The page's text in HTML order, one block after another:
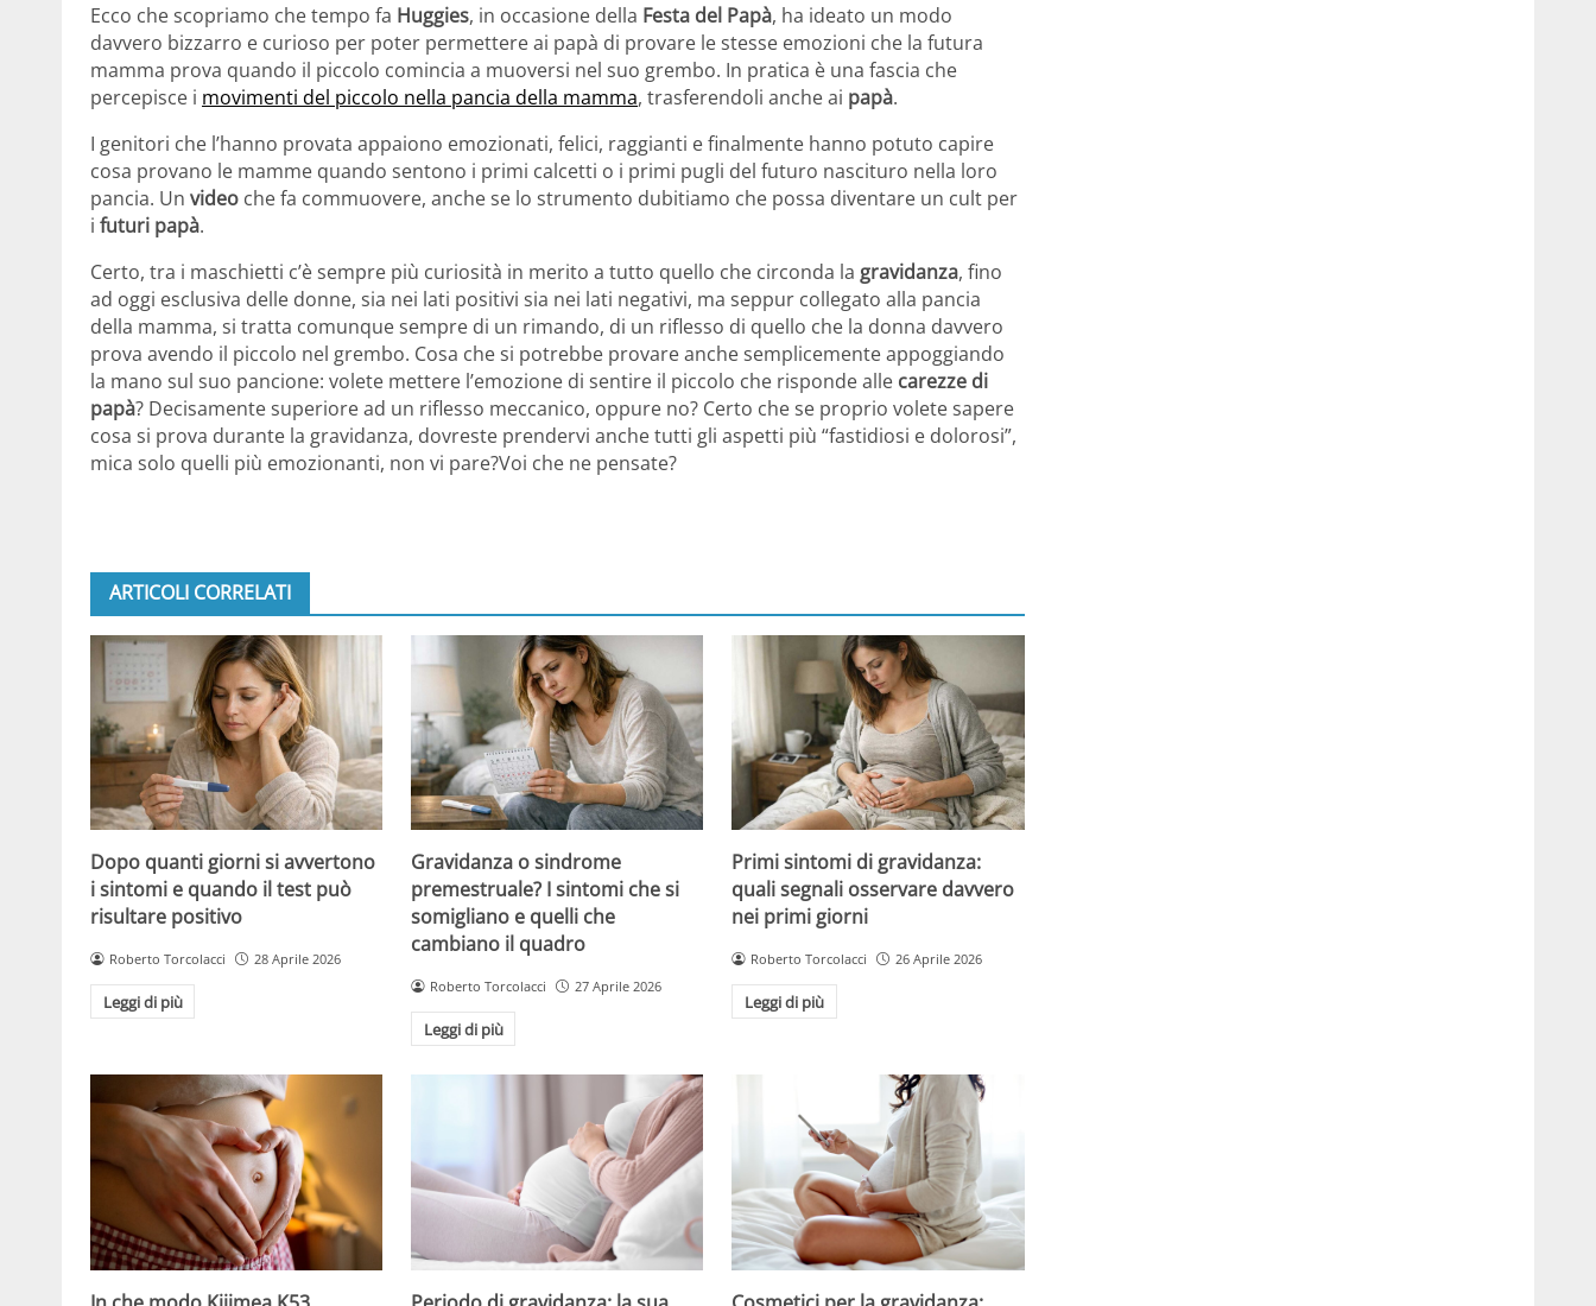
Ecco che scopriamo che tempo fa Huggies, in occasione della Festa del Papà, ha ideato un modo
davvero bizzarro e curioso per poter permettere ai papà di provare le stesse emozioni che la futura
mamma prova quando il piccolo comincia a muoversi nel suo grembo. In pratica è una fascia che
percepisce i movimenti del piccolo nella pancia della mamma, trasferendoli anche ai papà.
I genitori che l’hanno provata appaiono emozionati, felici, raggianti e finalmente hanno potuto capire
cosa provano le mamme quando sentono i primi calcetti o i primi pugli del futuro nascituro nella loro
pancia. Un video che fa commuovere, anche se lo strumento dubitiamo che possa diventare un cult per
i futuri papà.
Certo, tra i maschietti c’è sempre più curiosità in merito a tutto quello che circonda la gravidanza, fino
ad oggi esclusiva delle donne, sia nei lati positivi sia nei lati negativi, ma seppur collegato alla pancia
della mamma, si tratta comunque sempre di un rimando, di un riflesso di quello che la donna davvero
prova avendo il piccolo nel grembo. Cosa che si potrebbe provare anche semplicemente appoggiando
la mano sul suo pancione: volete mettere l’emozione di sentire il piccolo che risponde alle carezze di
papà? Decisamente superiore ad un riflesso meccanico, oppure no? Certo che se proprio volete sapere
cosa si prova durante la gravidanza, dovreste prendervi anche tutti gli aspetti più “fastidiosi e dolorosi”,
mica solo quelli più emozionanti, non vi pare?Voi che ne pensate?
ARTICOLI CORRELATI
Dopo quanti giorni si avvertono
i sintomi e quando il test può
risultare positivo
Roberto Torcolacci 28 Aprile 2026
Leggi di più
Gravidanza o sindrome
premestruale? I sintomi che si
somigliano e quelli che
cambiano il quadro
Roberto Torcolacci 27 Aprile 2026
Leggi di più
Primi sintomi di gravidanza:
quali segnali osservare davvero
nei primi giorni
Roberto Torcolacci 26 Aprile 2026
Leggi di più